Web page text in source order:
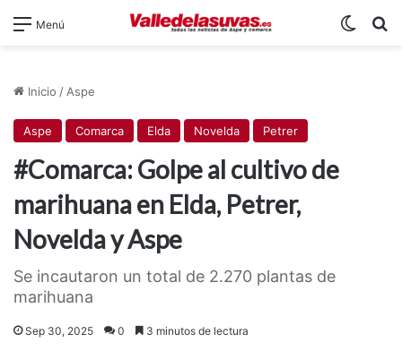
Menú
Inicio / Aspe
Aspe Comarca Elda Novelda Petrer
#Comarca: Golpe al cultivo de
marihuana en Elda, Petrer,
Novelda y Aspe
Se incautaron un total de 2.270 plantas de
marihuana
Sep 30, 2025 0 3 minutos de lectura